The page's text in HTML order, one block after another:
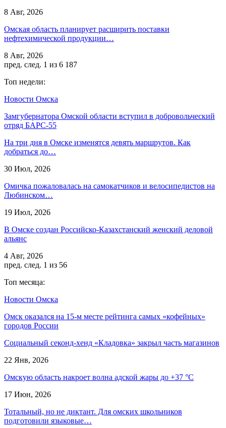
8 Авг, 2026
Омская область планирует расширить поставки
нефтехимической продукции…
8 Авг, 2026
пред. след. 1 из 6 187
Топ недели:
Новости Омска
Замгубернатора Омской области вступил в добровольческий
отряд БАРС-55
На три дня в Омске изменятся девять маршрутов. Как
добраться до…
30 Июл, 2026
Омичка пожаловалась на самокатчиков и велосипедистов на
Любинском…
19 Июл, 2026
В Омске создан Российско‑Казахстанский женский деловой
альянс
4 Авг, 2026
пред. след. 1 из 56
Топ месяца:
Новости Омска
Омск оказался на 15-м месте рейтинга самых «кофейных»
городов России
Социальный секонд-хенд «Кладовка» закрыл часть магазинов
22 Янв, 2026
Омскую область накроет волна адской жары до +37 °C
17 Июн, 2026
Тотальный, но не диктант. Для омских школьников
подготовили языковые…